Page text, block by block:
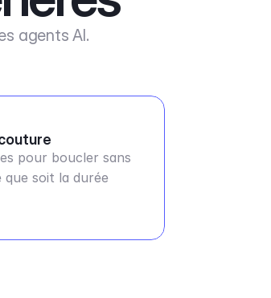
agents AI.
pour boucler sans
soit la durée